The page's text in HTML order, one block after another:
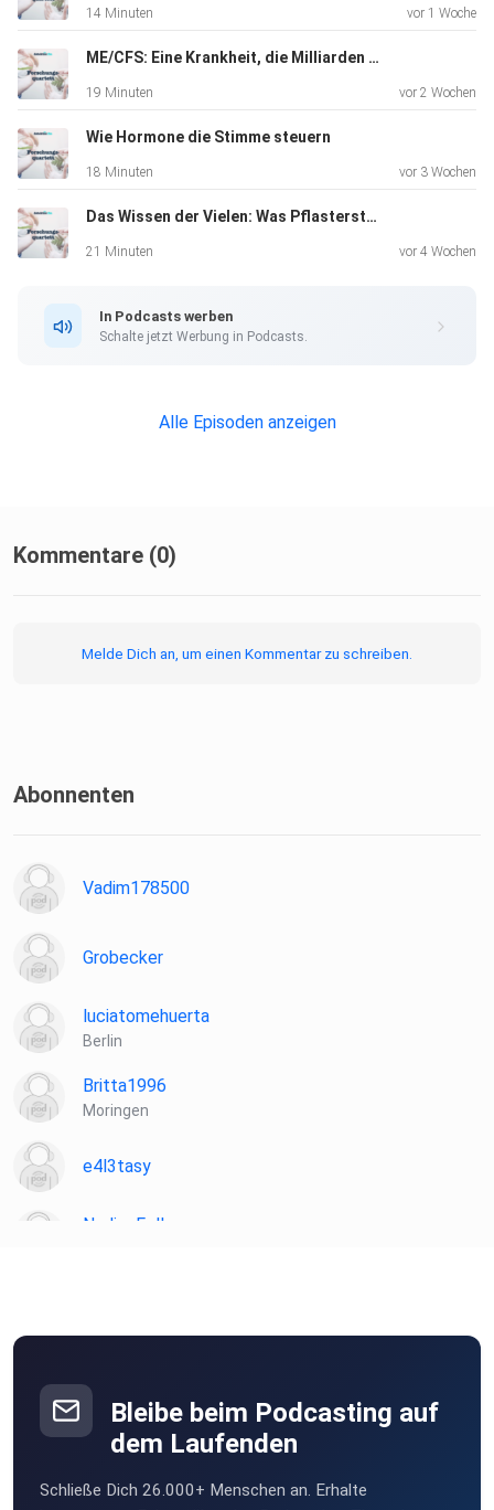
14 Minuten vor 1 Woche
ME/CFS: Eine Krankheit, die Milliarden kostet
19 Minuten vor 2 Wochen
Wie Hormone die Stimme steuern
18 Minuten vor 3 Wochen
Das Wissen der Vielen: Was Pflastersteine über die Vergangenheit verraten
21 Minuten vor 4 Wochen
In Podcasts werben
Schalte jetzt Werbung in Podcasts.
Alle Episoden anzeigen
Kommentare (0)
Melde Dich an, um einen Kommentar zu schreiben.
Abonnenten
Vadim178500
Grobecker
luciatomehuerta
Berlin
Britta1996
Moringen
e4l3tasy
NadineFella
Bleibe beim Podcasting auf
dem Laufenden
Schließe Dich 26.000+ Menschen an. Erhalte